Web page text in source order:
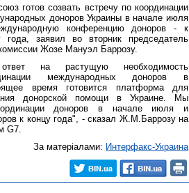
готов созвать встречу по координации
доноров Украины в начале июля
конференцию доноров - к
года, заявил во вторник председатель
Жозе Мануэл Баррозу.
на растущую необходимость
международных доноров в
время готовится платформа для
донорской помощи в Украине. Мы
доноров в начале июля и
к концу года", - сказал Ж.М.Баррозу на
G7.
За матеріалами: Интерфакс-Украина